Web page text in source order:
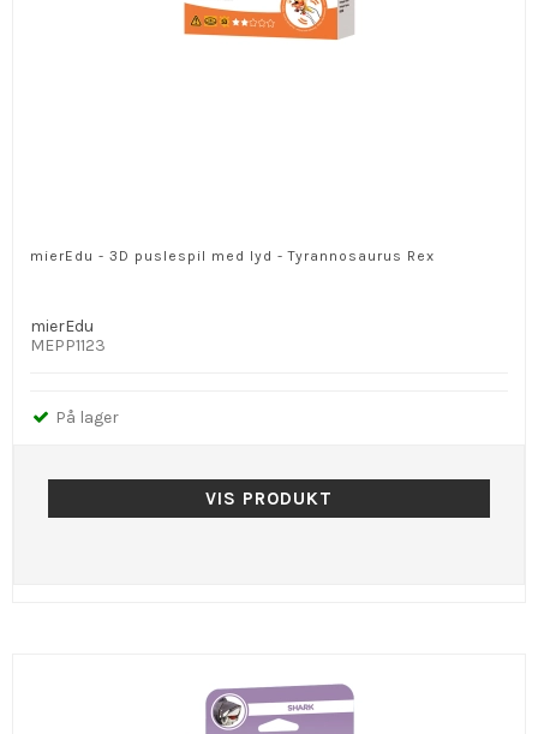
mierEdu - 3D puslespil med lyd - Tyrannosaurus Rex
mierEdu
MEPP1123
På lager
VIS PRODUKT